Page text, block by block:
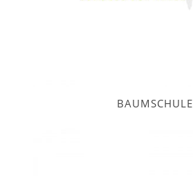
BAUMSCHULE